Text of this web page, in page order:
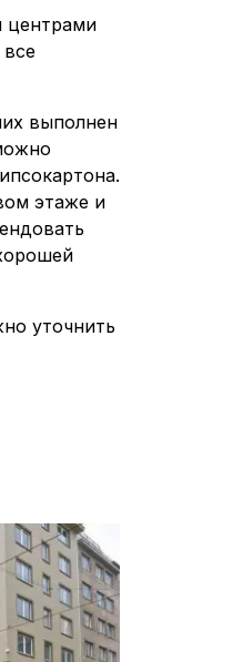
центрами
выполнен
этаже и
уточнить